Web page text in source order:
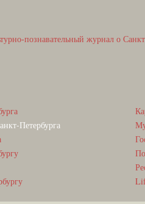
познавательный журнал о
Петербурга